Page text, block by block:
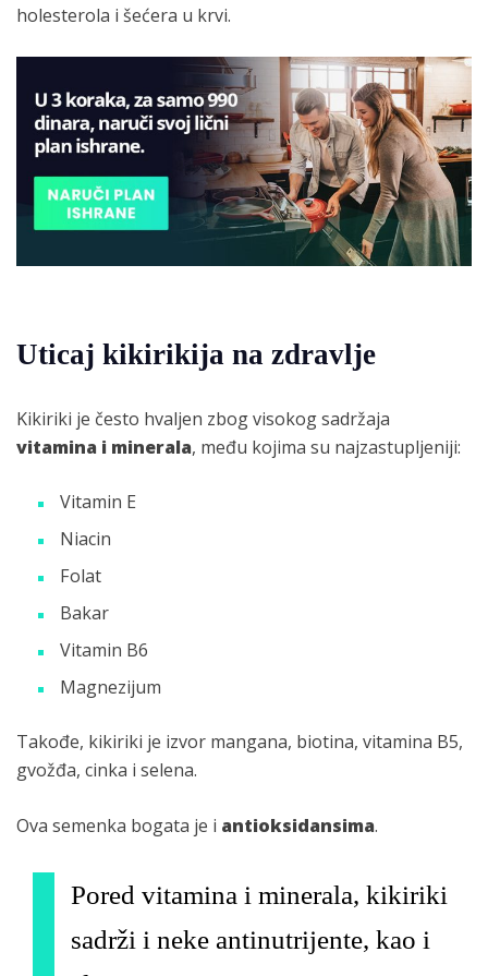
holesterola i šećera u krvi.
Uticaj kikirikija na zdravlje
Kikiriki je često hvaljen zbog visokog sadržaja
vitamina i minerala, među kojima su najzastupljeniji:
Vitamin E
Niacin
Folat
Bakar
Vitamin B6
Magnezijum
Takođe, kikiriki je izvor mangana, biotina, vitamina B5,
gvožđa, cinka i selena.
Ova semenka bogata je i antioksidansima.
Pored vitamina i minerala, kikiriki
sadrži i neke antinutrijente, kao i